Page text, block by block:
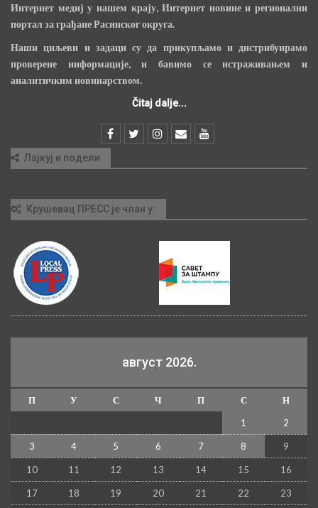
Интернет медиј у нашем крају, Интернет новине и регионални
портал за грађане Расинског округа.
Наши циљеви и задаци су да прикупљамо и дистрибуирамо
проверене информације, и бавимо се истраживањем и
аналитичким новинарством.
Čitaj dalje...
Лајкуј и подели
Крушевац ПРЕСС је члан у:
август 2026.
П У С Ч П С
Н
1
2
3 4 5 6 7 8 9
10 11 12 13 14 15 16
17 18 19 20 21 22 23